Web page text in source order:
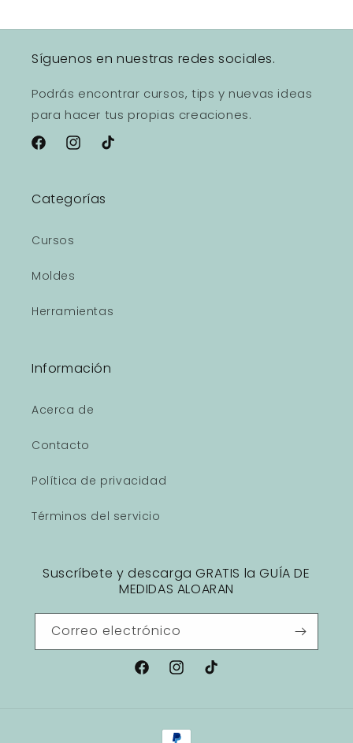
Síguenos en nuestras redes sociales.
Podrás encontrar cursos, tips y nuevas ideas
para hacer tus propias creaciones.
FacebookInstagram
TikTok
Categorías
Cursos
Moldes
Herramientas
Información
Acerca de
Contacto
Política de privacidad
Términos del servicio
Suscríbete y descarga GRATIS la GUÍA DE
MEDIDAS ALOARAN
Correo electrónico
FacebookInstagram
TikTok
Formas